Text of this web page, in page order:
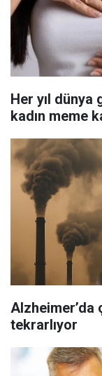
Her yıl dünya
kadın meme
Alzheimer’da
tekrarlıyor